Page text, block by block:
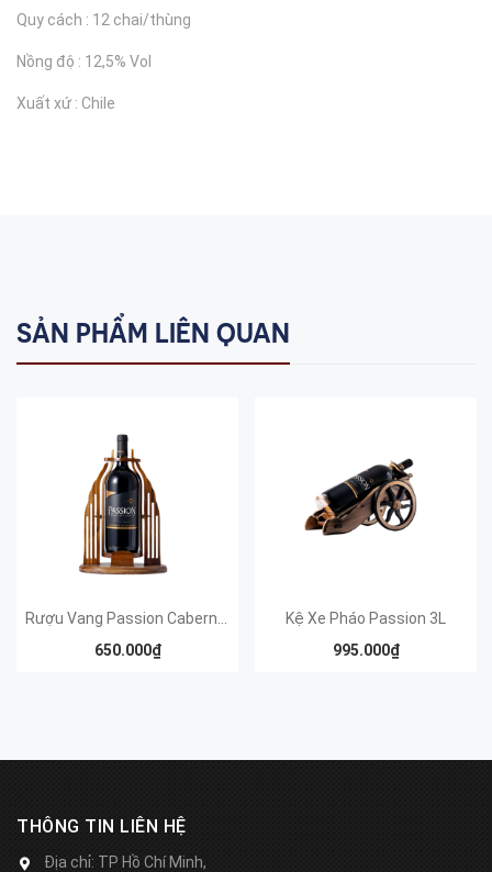
Quy cách : 12 chai/thùng
Nồng độ : 12,5% Vol
Xuất xứ : Chile
SẢN PHẨM LIÊN QUAN
650.000₫
Kệ Xe Pháo Passion 3L
995.000₫
THÔNG TIN LIÊN HỆ
Địa chỉ: TP Hồ Chí Minh,